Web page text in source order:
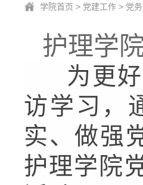
学院首页 > 党建工作 > 党务
护理学
为更好
访学习，
实、做强
护理学院